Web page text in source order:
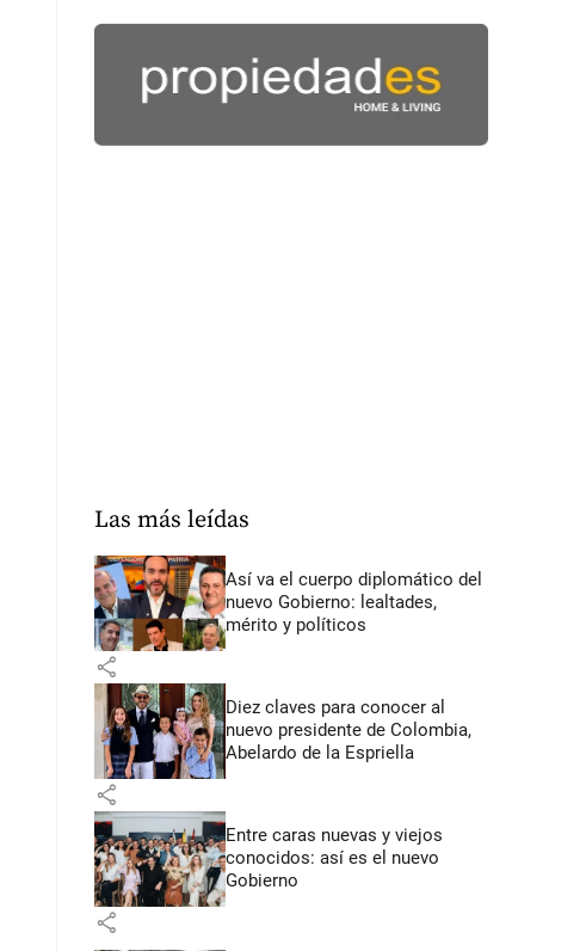
Las más leídas
Así va el cuerpo diplomático del
nuevo Gobierno: lealtades,
mérito y políticos
share
Diez claves para conocer al
nuevo presidente de Colombia,
Abelardo de la Espriella
share
Entre caras nuevas y viejos
conocidos: así es el nuevo
Gobierno
share